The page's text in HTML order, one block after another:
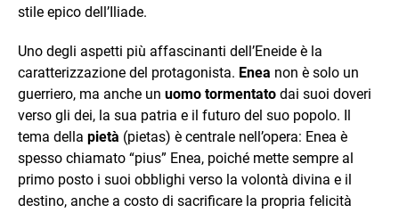
stile epico dell’Iliade.
Uno degli aspetti più affascinanti dell’Eneide è la
caratterizzazione del protagonista. Enea non è solo un
guerriero, ma anche un uomo tormentato dai suoi doveri
verso gli dei, la sua patria e il futuro del suo popolo. Il
tema della pietà (pietas) è centrale nell’opera: Enea è
spesso chiamato “pius” Enea, poiché mette sempre al
primo posto i suoi obblighi verso la volontà divina e il
destino, anche a costo di sacrificare la propria felicità